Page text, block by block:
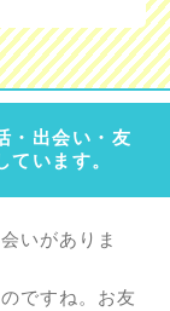
・出会い・友
います。
いがありま
ですね。お友